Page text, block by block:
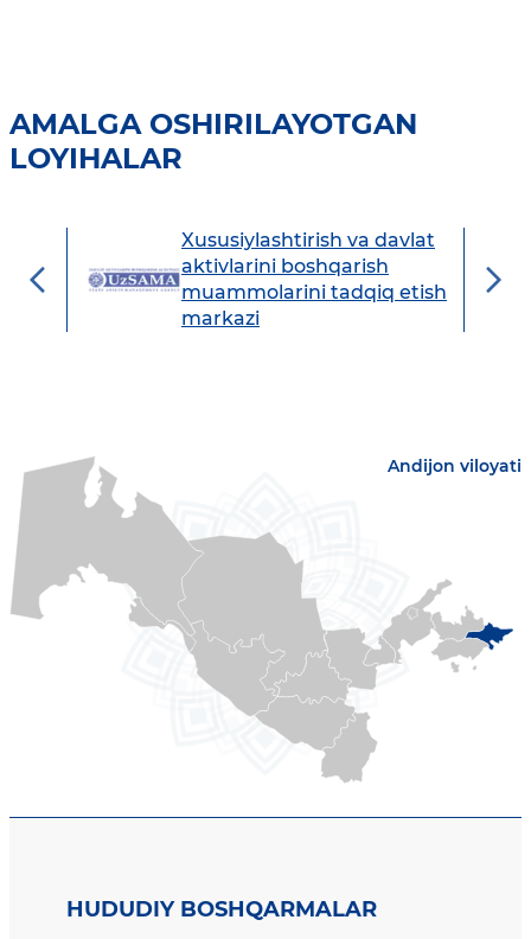
AMALGA OSHIRILAYOTGAN
LOYIHALAR
Xususiylashtirish va davlat
aktivlarini boshqarish
muammolarini tadqiq etish
markazi
Andijon viloyati
HUDUDIY BOSHQARMALAR